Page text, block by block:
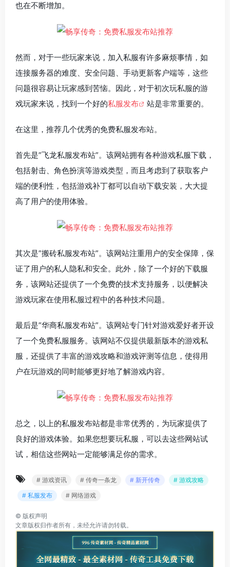
也在不断增加。
然而，对于一些玩家来说，加入私服有许多麻烦事情，如
连接服务器的难度、安全问题、手动更新客户端等，这些
问题很容易让玩家感到苦恼。因此，对于初次玩私服的游
戏玩家来说，找到一个好的私服发布 站是非常重要的。
在这里，推荐几个优秀的免费私服发布站。
首先是”飞龙私服发布站”。该网站拥有各种游戏私服下载，
包括射击、角色扮演等游戏类型，而且考虑到了获取客户
端的便利性，包括游戏补丁都可以自动下载安装，大大提
高了用户的使用体验。
其次是”搬砖私服发布站”。该网站注重用户的安全保障，保
证了用户的私人隐私和安全。此外，除了一个好的下载服
务，该网站还提供了一个免费的技术支持服务，以便解决
游戏玩家在使用私服过程中的各种技术问题。
最后是”华商私服发布站”。该网站专门针对游戏爱好者开设
了一个免费私服服务。该网站不仅提供最新版本的游戏私
服，还提供了丰富的游戏攻略和游戏评测等信息，使得用
户在玩游戏的同时能够更好地了解游戏内容。
总之，以上的私服发布站都是非常优秀的，为玩家提供了
良好的游戏体验。如果您想要玩私服，可以去这些网站试
试，相信这些网站一定能够满足你的需求。
# 游戏资讯 # 传奇一条龙 # 新开传奇
# 游戏攻略
# 私服发布
# 网络游戏
© 版权声明
文章版权归作者所有，未经允许请勿转载。